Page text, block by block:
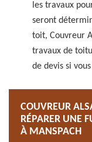
les travaux
seront
toit, Couvreur
travaux de
de devis si
COUVREUR
RÉPARER UNE
À MANSPACH